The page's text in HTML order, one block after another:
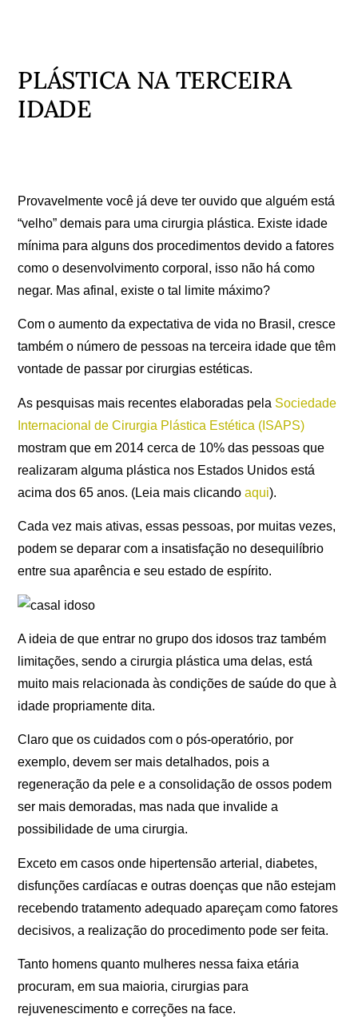
PLÁSTICA NA TERCEIRA
IDADE
Provavelmente você já deve ter ouvido que alguém está
“velho” demais para uma cirurgia plástica. Existe idade
mínima para alguns dos procedimentos devido a fatores
como o desenvolvimento corporal, isso não há como
negar. Mas afinal, existe o tal limite máximo?
Com o aumento da expectativa de vida no Brasil, cresce
também o número de pessoas na terceira idade que têm
vontade de passar por cirurgias estéticas.
As pesquisas mais recentes elaboradas pela Sociedade
Internacional de Cirurgia Plástica Estética (ISAPS)
mostram que em 2014 cerca de 10% das pessoas que
realizaram alguma plástica nos Estados Unidos está
acima dos 65 anos. (Leia mais clicandoaqui).
Cada vez mais ativas, essas pessoas, por muitas vezes,
podem se deparar com a insatisfação no desequilíbrio
entre sua aparência e seu estado de espírito.
A ideia de que entrar no grupo dos idosos traz também
limitações, sendo a cirurgia plástica uma delas, está
muito mais relacionada às condições de saúde do que à
idade propriamente dita.
Claro que os cuidados com o pós-operatório, por
exemplo, devem ser mais detalhados, pois a
regeneração da pele e a consolidação de ossos podem
ser mais demoradas, mas nada que invalide a
possibilidade de uma cirurgia.
Exceto em casos onde hipertensão arterial, diabetes,
disfunções cardíacas e outras doenças que não estejam
recebendo tratamento adequado apareçam como fatores
decisivos, a realização do procedimento pode ser feita.
Tanto homens quanto mulheres nessa faixa etária
procuram, em sua maioria, cirurgias para
rejuvenescimento e correções na face.